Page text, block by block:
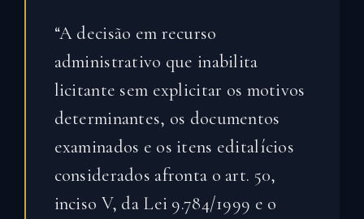
“A decisão em recurso
administrativo que inabilita
licitante sem explicitar os motivos
determinantes, os documentos
examinados e os itens editalícios
considerados afronta o art. 50,
inciso V, da Lei 9.784/1999 e o